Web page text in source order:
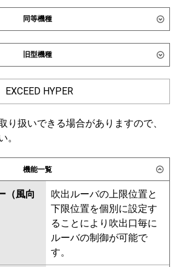
同等機種
SSRG80DNV SSRG80DV
GWXA08013JMUB
GWXA08013JXU
PLZ-ZRMP80SL6 PLZ-
ZRMP80SLF6
RCID-GP80RGHJ8
FDTWZ806HK6S
PA-P80L7SGNC PA-P80L7SGC
旧型機種
SSRG80CV SSRG80CNV
SSRG80BYV SSRG80BYNV
SSRG80BJV SSRG80BJNV
SSRG80BFV SSRG80BFNV
SSRG80BCV
RWXA08033JMUB
RWXA08033JMU
RWXA08033JM
PLZ-ZRMP80SLF5 PLZ-
ZRMP80SL5 PLZ-ZRMP80SL4
PLZ-ZRMP80SLF4 PLZ-
ZRMP80SLF3
EXCEED HYPER
り扱いできる場合がありますので、
。
機能一覧
（風向
吹出ルーバの上限位置と
下限位置を個別に設定す
ることにより吹出口毎に
ルーバの制御が可能で
す。